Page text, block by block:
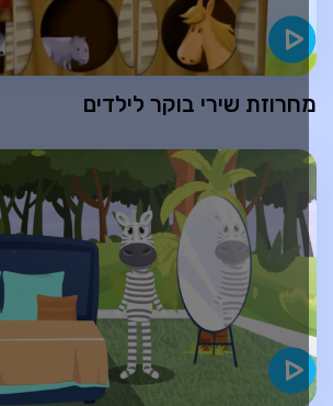
שירי בוקר לילדים